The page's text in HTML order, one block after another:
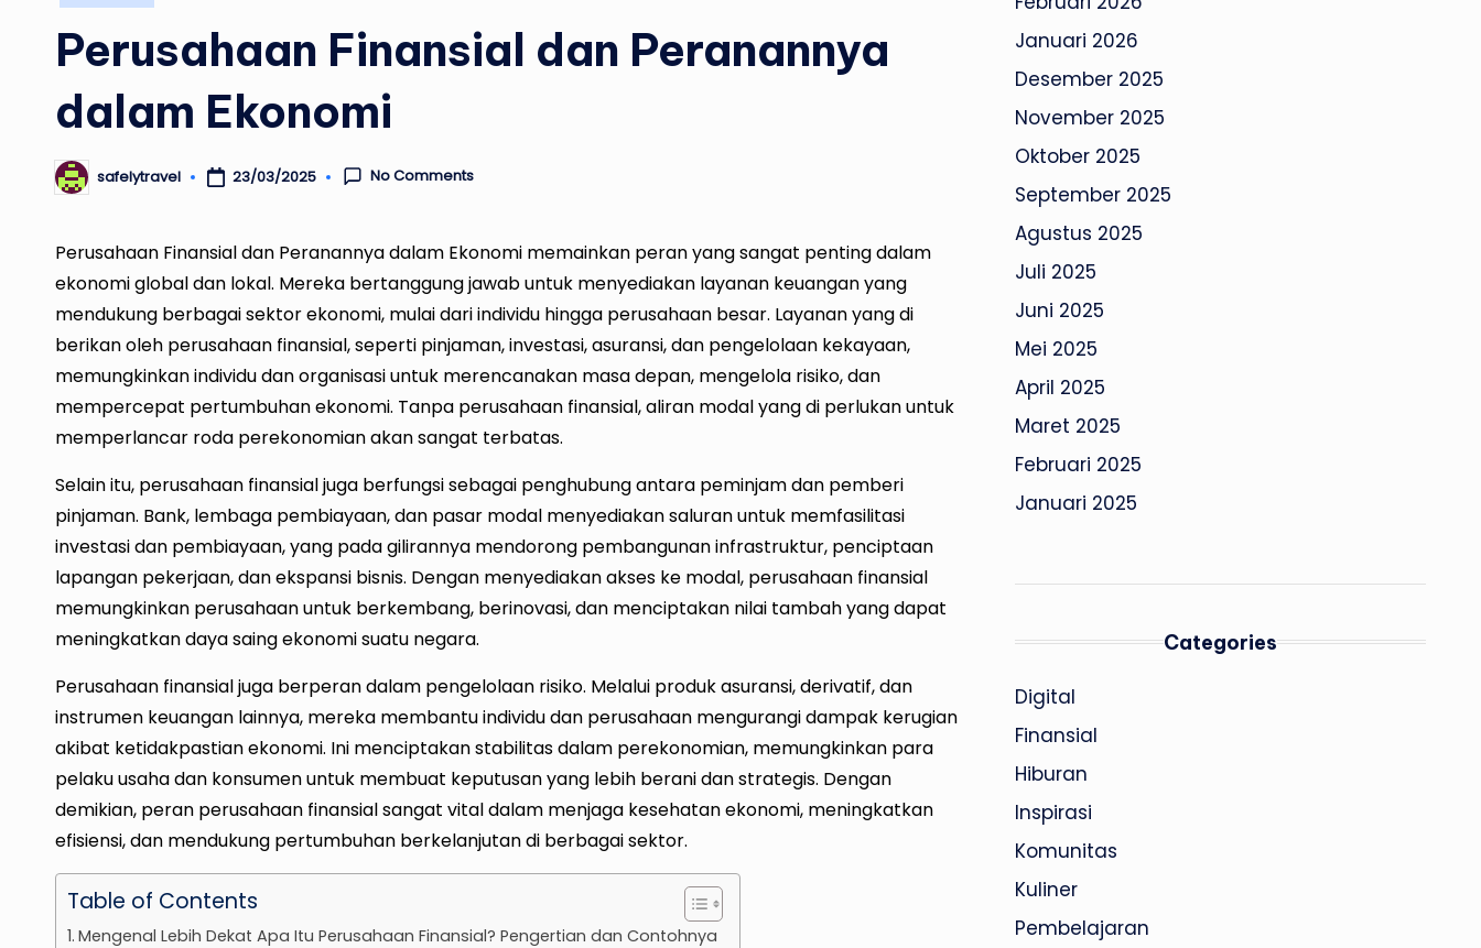
Perusahaan Finansial dan Peranannya
dalam Ekonomi
Posted
by
safelytravel 23/03/2025 No Comments
Perusahaan Finansial dan Peranannya dalam Ekonomi memainkan peran yang sangat penting dalam
ekonomi global dan lokal. Mereka bertanggung jawab untuk menyediakan layanan keuangan yang
mendukung berbagai sektor ekonomi, mulai dari individu hingga perusahaan besar. Layanan yang di
berikan oleh perusahaan finansial, seperti pinjaman, investasi, asuransi, dan pengelolaan kekayaan,
memungkinkan individu dan organisasi untuk merencanakan masa depan, mengelola risiko, dan
mempercepat pertumbuhan ekonomi. Tanpa perusahaan finansial, aliran modal yang di perlukan untuk
memperlancar roda perekonomian akan sangat terbatas.
Selain itu, perusahaan finansial juga berfungsi sebagai penghubung antara peminjam dan pemberi
pinjaman. Bank, lembaga pembiayaan, dan pasar modal menyediakan saluran untuk memfasilitasi
investasi dan pembiayaan, yang pada gilirannya mendorong pembangunan infrastruktur, penciptaan
lapangan pekerjaan, dan ekspansi bisnis. Dengan menyediakan akses ke modal, perusahaan finansial
memungkinkan perusahaan untuk berkembang, berinovasi, dan menciptakan nilai tambah yang dapat
meningkatkan daya saing ekonomi suatu negara.
Perusahaan finansial juga berperan dalam pengelolaan risiko. Melalui produk asuransi, derivatif, dan
instrumen keuangan lainnya, mereka membantu individu dan perusahaan mengurangi dampak kerugian
akibat ketidakpastian ekonomi. Ini menciptakan stabilitas dalam perekonomian, memungkinkan para
pelaku usaha dan konsumen untuk membuat keputusan yang lebih berani dan strategis. Dengan
demikian, peran perusahaan finansial sangat vital dalam menjaga kesehatan ekonomi, meningkatkan
efisiensi, dan mendukung pertumbuhan berkelanjutan di berbagai sektor.
Table of Contents
Mengenal Lebih Dekat Apa Itu Perusahaan Finansial? Pengertian dan Contohnya
Januari 2026
Desember 2025
November 2025
Oktober 2025
September 2025
Agustus 2025
Juli 2025
Juni 2025
Mei 2025
April 2025
Maret 2025
Februari 2025
Januari 2025
Categories
Digital
Finansial
Hiburan
Inspirasi
Komunitas
Kuliner
Pembelajaran